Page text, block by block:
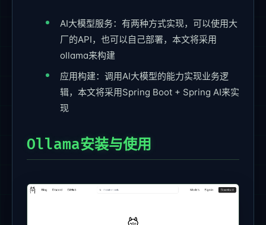
AI大模型服务：有两种方式实现，可以使用大
厂的API，也可以自己部署，本文将采用
ollama来构建
应用构建：调用AI大模型的能力实现业务逻
辑，本文将采用Spring Boot + Spring AI来实
现
Ollama安装与使用